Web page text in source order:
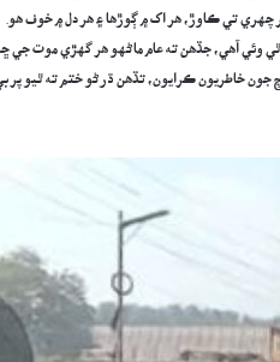
چهري تي ڪاوڙ، هر اک ۾ ڳوڙها ۽ هر دل ۾ خوف هو.
وئي آهي، جڏهن ته عام ماڻهو هر گهڙي موت جي
جون خاطريون ڪرايون، تڏهن ڌرڻو ختم ته ٿيو پر